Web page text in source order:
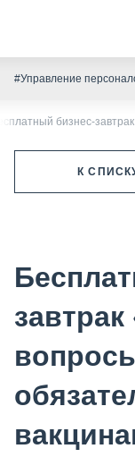
#Управление
бизнес-
К